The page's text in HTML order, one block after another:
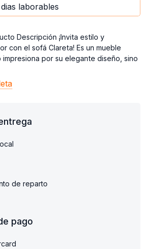
laborables
Descripción ¡Invita estilo y
con el sofá Clareta! Es un mueble
por su elegante diseño, sino
de reparto
pago